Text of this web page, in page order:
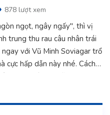
878 lượt xem
ngọt, ngây ngấy", thì vị
trung thu rau câu nhân trái
với Vũ Minh Soviagar trổ
cực hấp dẫn này nhé. Cách